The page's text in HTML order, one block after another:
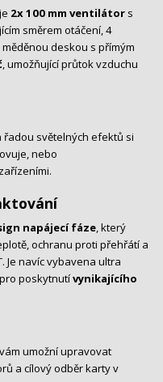
2x 100 mm ventilátor s
směrem otáčení, 4
deskou s přímým
, umožňující průtok vzduchu
světelných efektů si
nebo
napájecí fáze, který
ochranu proti přehřátí a
Je navíc vybavena ultra
poskytnutívynikajícího
umožní upravovat
a cílový odběr karty v